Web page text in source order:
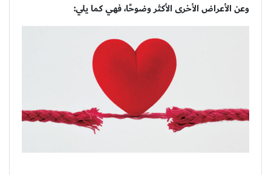
وعن الأعراض الأخرى الأكثر وضوحًا، فهي كما يلي: